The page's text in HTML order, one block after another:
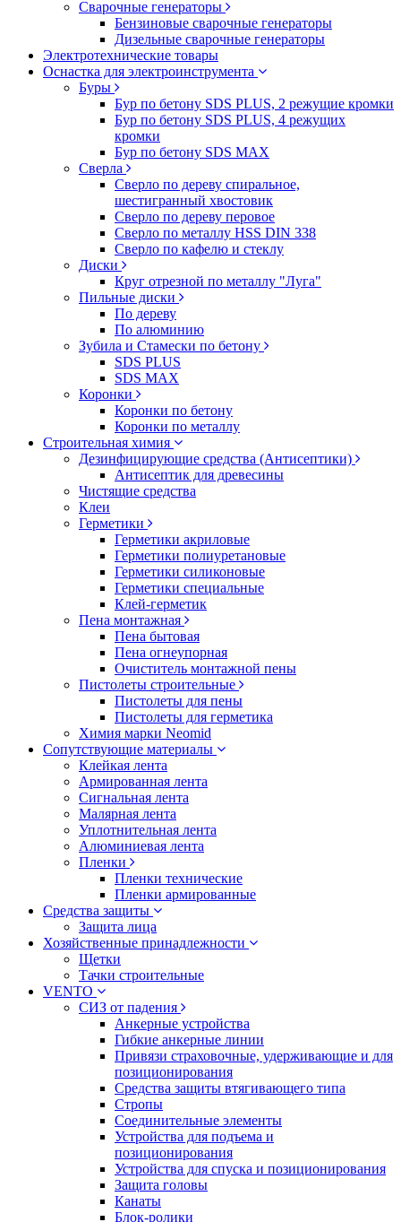
Сварочные генераторы
Бензиновые сварочные генераторы
Дизельные сварочные генераторы
Электротехнические товары
Оснастка для электроинструмента
Буры
Бур по бетону SDS PLUS, 2 режущие кромки
Бур по бетону SDS PLUS, 4 режущих
кромки
Бур по бетону SDS MAX
Сверла
Сверло по дереву спиральное,
шестигранный хвостовик
Сверло по дереву перовое
Сверло по металлу HSS DIN 338
Сверло по кафелю и стеклу
Диски
Круг отрезной по металлу "Луга"
Пильные диски
По дереву
По алюминию
Зубила и Стамески по бетону
SDS PLUS
SDS MAX
Коронки
Коронки по бетону
Коронки по металлу
Строительная химия
Дезинфицирующие средства (Антисептики)
Антисептик для древесины
Чистящие средства
Клеи
Герметики
Герметики акриловые
Герметики полиуретановые
Герметики силиконовые
Герметики специальные
Клей-герметик
Пена монтажная
Пена бытовая
Пена огнеупорная
Очиститель монтажной пены
Пистолеты строительные
Пистолеты для пены
Пистолеты для герметика
Химия марки Neomid
Сопутствующие материалы
Клейкая лента
Армированная лента
Сигнальная лента
Малярная лента
Уплотнительная лента
Алюминиевая лента
Пленки
Пленки технические
Пленки армированные
Средства защиты
Защита лица
Хозяйственные принадлежности
Щетки
Тачки строительные
VENTO
СИЗ от падения
Анкерные устройства
Гибкие анкерные линии
Привязи страховочные, удерживающие и для
позиционирования
Средства защиты втягивающего типа
Стропы
Соединительные элементы
Устройства для подъема и
позиционирования
Устройства для спуска и позиционирования
Защита головы
Канаты
Блок-ролики